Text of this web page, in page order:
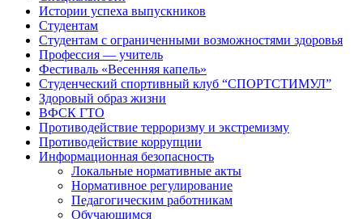
Истории успеха выпускников
Студентам
Студентам с ограниченными возможностями здоровья
Профессия — учитель
Фестиваль «Весенняя капель»
Студенческий спортивный клуб “СПОРТСТИМУЛ”
Здоровый образ жизни
ВФСК ГТО
Противодействие терроризму и экстремизму
Противодействие коррупции
Информационная безопасность
Локальные нормативные акты
Нормативное регулирование
Педагогическим работникам
Обучающимся